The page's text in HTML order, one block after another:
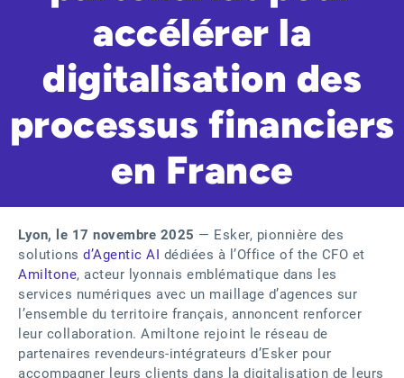
accélérer la
digitalisation des
processus financiers
en France
Lyon, le 17 novembre 2025 — Esker, pionnière des
solutions d’Agentic AI dédiées à l’Office of the CFO et
Amiltone, acteur lyonnais emblématique dans les
services numériques avec un maillage d’agences sur
l’ensemble du territoire français, annoncent renforcer
leur collaboration. Amiltone rejoint le réseau de
partenaires revendeurs-intégrateurs d’Esker pour
accompagner leurs clients dans la digitalisation de leurs